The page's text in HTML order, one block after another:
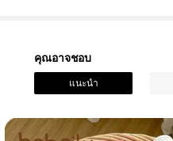
คุณอาจชอบ
แนะนำ